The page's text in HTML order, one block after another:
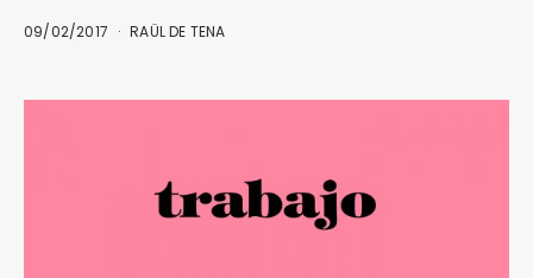
09/02/2017 RAÜL DE TENA